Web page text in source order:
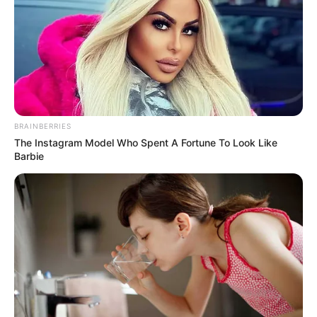
(foto: vmsstudio)
BRAINBERRIES
The Instagram Model Who Spent A Fortune To Look Like
Barbie